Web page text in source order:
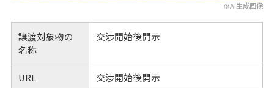
※AI生成画像
譲渡対象物の
名称
交渉開始後開示
URL 交渉開始後開示